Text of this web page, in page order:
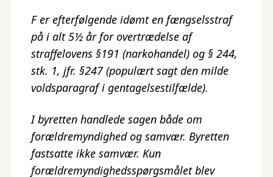
F er efterfølgende idømt en fængselsstraf
på i alt 5½ år for overtrædelse af
straffelovens §191 (narkohandel) og § 244,
stk. 1, jfr. §247 (populært sagt den milde
voldsparagraf i gentagelsestilfælde).
I byretten handlede sagen både om
forældremyndighed og samvær. Byretten
fastsatte ikke samvær. Kun
forældremyndighedsspørgsmålet blev